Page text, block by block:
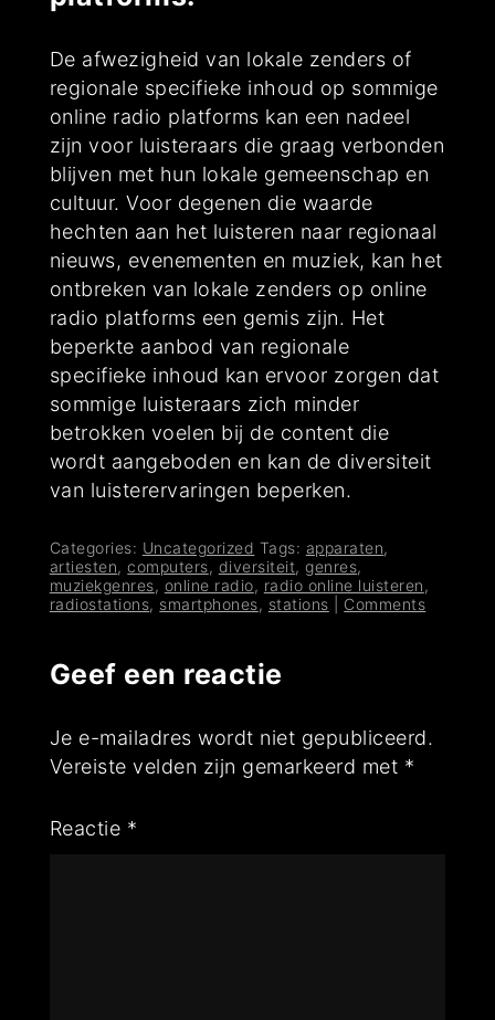
De afwezigheid van lokale zenders of
regionale specifieke inhoud op sommige
online radio platforms kan een nadeel
zijn voor luisteraars die graag verbonden
blijven met hun lokale gemeenschap en
cultuur. Voor degenen die waarde
hechten aan het luisteren naar regionaal
nieuws, evenementen en muziek, kan het
ontbreken van lokale zenders op online
radio platforms een gemis zijn. Het
beperkte aanbod van regionale
specifieke inhoud kan ervoor zorgen dat
sommige luisteraars zich minder
betrokken voelen bij de content die
wordt aangeboden en kan de diversiteit
van luisterervaringen beperken.
Categories: Uncategorized Tags: apparaten,
artiesten,computers, diversiteit,genres,
muziekgenres, online radio, radio online luisteren ,
radiostations, smartphones, stations Comments
Geef een reactie
Je e-mailadres wordt niet gepubliceerd.
Vereiste velden zijn gemarkeerd met *
Reactie *